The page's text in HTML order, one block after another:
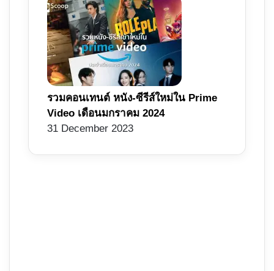
รวมคอนเทนต์ หนัง-ซีรีส์ใหม่ใน Prime
Video เดือนมกราคม 2024
31 December 2023